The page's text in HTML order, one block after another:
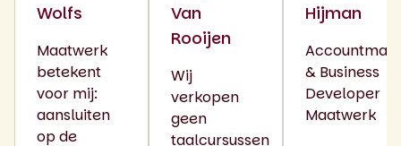
Wolfs
Maatwerk
betekent
voor mij:
aansluiten
op de
Van
Rooijen
Wij
verkopen
geen
taalcursussen
Hijman
& Business
Developer
Maatwerk